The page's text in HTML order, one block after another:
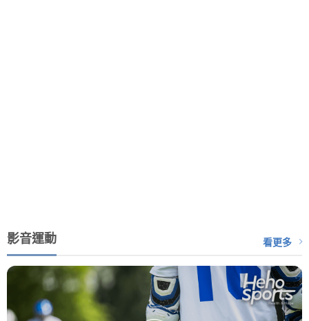
影音運動 看更多